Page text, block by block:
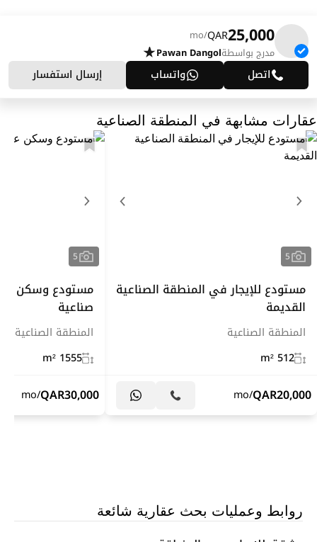
25,000
QAR
/mo
مدرج بواسطةPawan Dangol
اتصل واتساب إرسال استفسار
عقارات مشابهة في المنطقة الصناعية
5
مستودع للإيجار في المنطقة الصناعية
القديمة
المنطقة الصناعية
512 m²
20,000
QAR
/mo
5
مستودع وسكن
صناعية
المنطقة الصناعية
1555 m²
30,000
QAR
/mo
روابط وعمليات بحث عقارية شائعة